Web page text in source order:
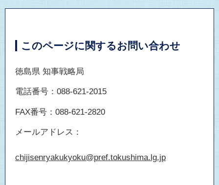
このページに関するお問い合わせ
徳島県 知事戦略局
電話番号：088-621-2015
FAX番号：088-621-2820
メールアドレス：
chijisenryakukyoku@pref.tokushima.lg.jp